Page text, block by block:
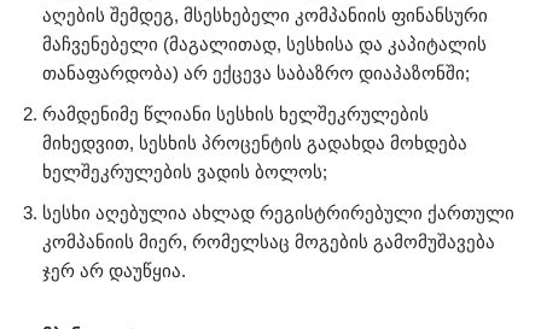
აღების შემდეგ, მსესხებელი კომპანიის ფინანსური
მაჩვენებელი (მაგალითად, სესხისა და კაპიტალის
თანაფარდობა) არ ექცევა საბაზრო დიაპაზონში;
რამდენიმე წლიანი სესხის ხელშეკრულების
მიხედვით, სესხის პროცენტის გადახდა მოხდება
ხელშეკრულების ვადის ბოლოს;
სესხი აღებულია ახლად რეგისტრირებული ქართული
კომპანიის მიერ, რომელსაც მოგების გამომუშავება
ჯერ არ დაუწყია.